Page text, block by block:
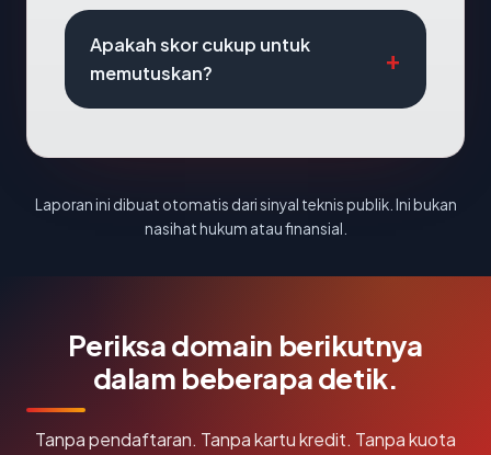
Apakah skor cukup untuk
memutuskan?
Laporan ini dibuat otomatis dari sinyal teknis publik. Ini bukan
nasihat hukum atau finansial.
Periksa domain berikutnya
dalam beberapa detik.
Tanpa pendaftaran. Tanpa kartu kredit. Tanpa kuota